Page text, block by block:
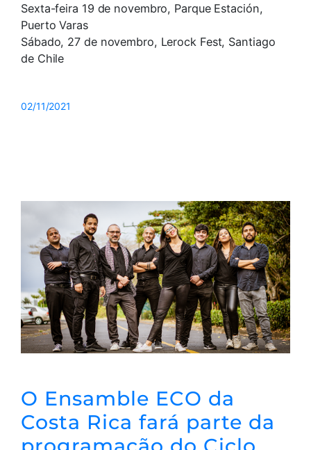
Sexta-feira 19 de novembro, Parque Estación,
Puerto Varas
Sábado, 27 de novembro, Lerock Fest, Santiago
de Chile
02/11/2021
O Ensamble ECO da
Costa Rica fará parte da